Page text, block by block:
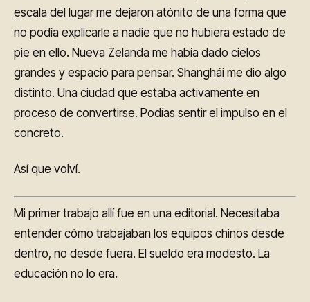
escala del lugar me dejaron atónito de una forma que
no podía explicarle a nadie que no hubiera estado de
pie en ello. Nueva Zelanda me había dado cielos
grandes y espacio para pensar. Shanghái me dio algo
distinto. Una ciudad que estaba activamente en
proceso de convertirse. Podías sentir el impulso en el
concreto.
Así que volví.
Mi primer trabajo allí fue en una editorial. Necesitaba
entender cómo trabajaban los equipos chinos desde
dentro, no desde fuera. El sueldo era modesto. La
educación no lo era.